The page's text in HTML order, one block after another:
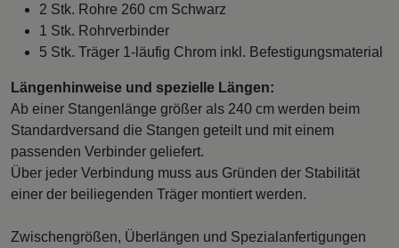
2 Stk. Rohre 260 cm Schwarz
1 Stk. Rohrverbinder
5 Stk. Träger 1-läufig Chrom inkl. Befestigungsmaterial
Längenhinweise und spezielle Längen:
Ab einer Stangenlänge größer als 240 cm werden beim
Standardversand die Stangen geteilt und mit einem
passenden Verbinder geliefert.
Über jeder Verbindung muss aus Gründen der Stabilität
einer der beiliegenden Träger montiert werden.
Zwischengrößen, Überlängen und Spezialanfertigungen